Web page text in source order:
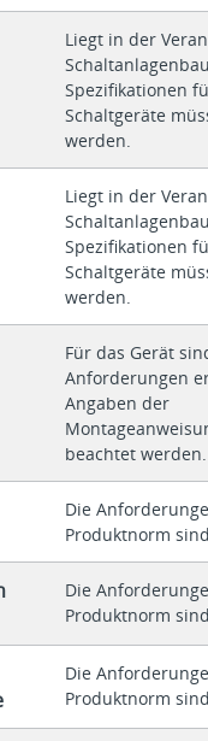
Liegt in der
Spezifikationen
Schaltgeräte
werden.
Liegt in der
Spezifikationen
Schaltgeräte
werden.
Für das Gerät
Anforderungen
Angaben der
beachtet werden.
Die
Produktnorm
Die
Produktnorm
Die
Produktnorm